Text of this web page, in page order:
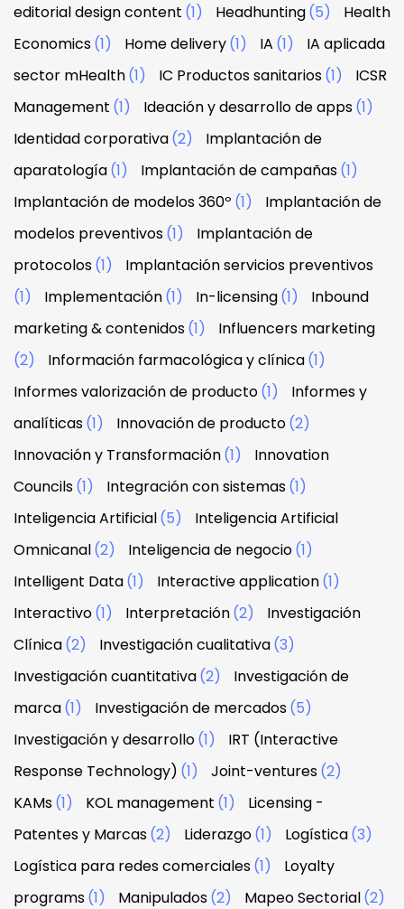
editorial design content (1) Headhunting(5)
Health
Economics(1) Home delivery(1) IA (1)
IA aplicada
sector mHealth(1) IC Productos sanitarios(1)
ICSR
Management (1) Ideación y desarrollo de apps(1)
Identidad corporativa(2)
Implantación de
aparatología(1) Implantación de campañas(1)
Implantación de modelos 360º (1)
Implantación de
modelos preventivos(1)
Implantación de
protocolos(1)
Implantación servicios preventivos
(1)
Implementación(1) In-licensing(1)
Inbound
marketing & contenidos(1)
Influencers marketing
(2)
Información farmacológica y clínica(1)
Informes valorización de producto(1)
Informes y
analíticas(1) Innovación de producto(2)
Innovación y Transformación(1)
Innovation
Councils(1) Integración con sistemas(1)
Inteligencia Artificial(5)
Inteligencia Artificial
Omnicanal(2) Inteligencia de negocio(1)
Intelligent Data(1) Interactive application(1)
Interactivo(1) Interpretación(2)
Investigación
Clínica(2) Investigación cualitativa(3)
Investigación cuantitativa(2)
Investigación de
marca(1) Investigación de mercados(5)
Investigación y desarrollo(1)
IRT (Interactive
Response Technology) (1) Joint-ventures(2)
KAMs(1) KOL management (1)
Licensing -
Patentes y Marcas(2) Liderazgo(1) Logística(3)
Logística para redes comerciales(1)
Loyalty
programs(1) Manipulados(2) Mapeo Sectorial(2)